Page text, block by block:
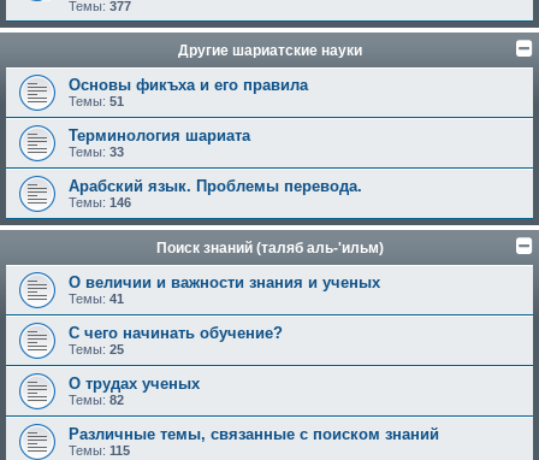
Темы: 377
Другие шариатские науки
Основы фикъха и его правила
Темы: 51
Терминология шариата
Темы: 33
Арабский язык. Проблемы перевода.
Темы: 146
Поиск знаний (таляб аль-'ильм)
О величии и важности знания и ученых
Темы: 41
С чего начинать обучение?
Темы: 25
О трудах ученых
Темы: 82
Различные темы, связанные с поиском знаний
Темы: 115